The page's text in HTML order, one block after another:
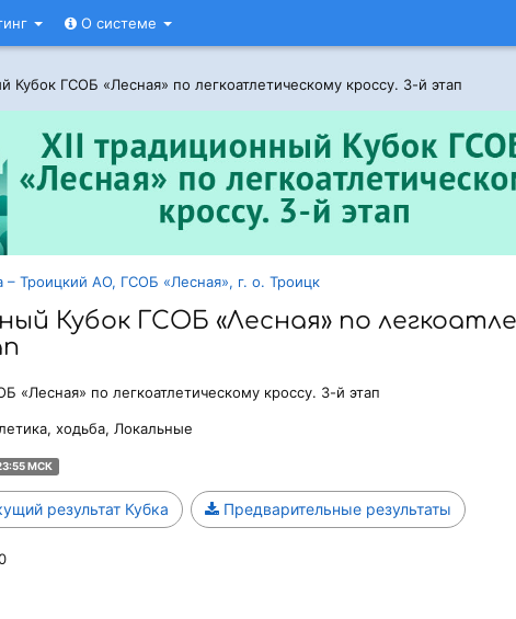
О системе
Кубок ГСОБ «Лесная» по легкоатлетическому кроссу. 3-й этап
Троицкий АО, ГСОБ «Лесная», г. о. Троицк
Кубок ГСОБ «Лесная» по
«Лесная» по легкоатлетическому кроссу. 3-й этап
ходьба, Локальные
МСК
результат Кубка Предварительные результаты